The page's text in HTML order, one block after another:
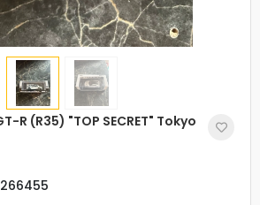
R (R35) "TOP SECRET" Tokyo